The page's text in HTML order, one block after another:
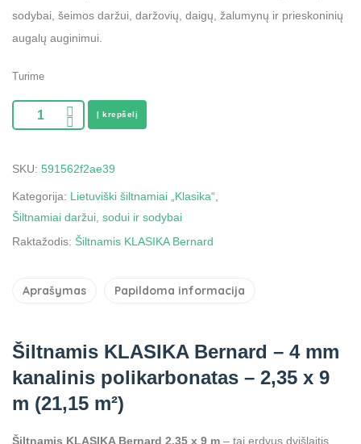
sodybai, šeimos daržui, daržovių, daigų, žalumynų ir prieskoninių
augalų auginimui.
Turime
Į krepšelį
SKU: 591562f2ae39
Kategorija: Lietuviški šiltnamiai „Klasika“
Šiltnamiai daržui, sodui ir sodybai
Raktažodis: Šiltnamis KLASIKA Bernard
Aprašymas Papildoma informacija
Šiltnamis KLASIKA Bernard – 4 mm
kanalinis polikarbonatas – 2,35 x 9
m (21,15 m²)
Šiltnamis KLASIKA Bernard 2,35 x 9 m – tai erdvus dvišlaitis